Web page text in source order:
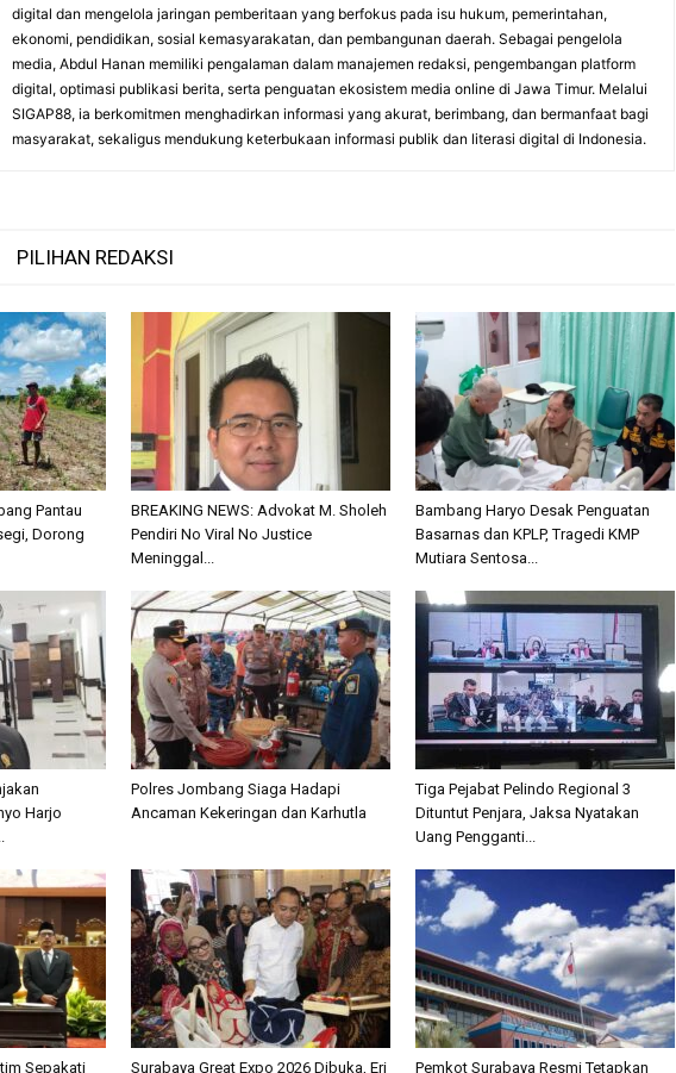
digital dan mengelola jaringan pemberitaan yang berfokus pada isu hukum, pemerintahan,
ekonomi, pendidikan, sosial kemasyarakatan, dan pembangunan daerah. Sebagai pengelola
media, Abdul Hanan memiliki pengalaman dalam manajemen redaksi, pengembangan platform
digital, optimasi publikasi berita, serta penguatan ekosistem media online di Jawa Timur. Melalui
SIGAP88, ia berkomitmen menghadirkan informasi yang akurat, berimbang, dan bermanfaat bagi
masyarakat, sekaligus mendukung keterbukaan informasi publik dan literasi digital di Indonesia.
PILIHAN REDAKSI
Pantau
Dorong
BREAKING NEWS: Advokat M. Sholeh
Pendiri No Viral No Justice
Meninggal...
Bambang Haryo Desak Penguatan
Basarnas dan KPLP, Tragedi KMP
Mutiara Sentosa...
Harjo
Polres Jombang Siaga Hadapi
Ancaman Kekeringan dan Karhutla
Tiga Pejabat Pelindo Regional 3
Dituntut Penjara, Jaksa Nyatakan
Uang Pengganti...
Sepakati Surabaya Great Expo 2026 Dibuka, Eri Pemkot Surabaya Resmi Tetapkan